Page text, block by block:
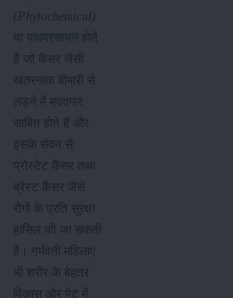
(Phytochemical)
या पादपरसायन होते
हैं जो कैंसर जैसी
खतरनाक बीमारी से
लड़ने में मददगार
साबित होते हैं और
इसके सेवन से
प्रोस्टेट कैंसर तथा
ब्रेस्ट कैंसर जैसे
रोगों के प्रति सुरक्षा
हासिल की जा सकती
है। गर्भवती महिलाएं
भी शरीर के बेहतर
विकास और पेट में